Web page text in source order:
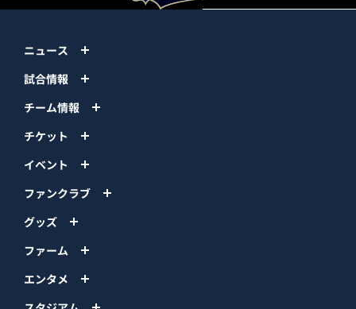
ニュース
試合情報
チーム情報
チケット
イベント
ファンクラブ
グッズ
ファーム
エンタメ